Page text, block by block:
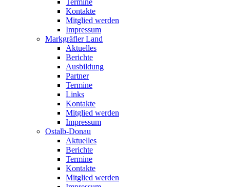
Termine
Kontakte
Mitglied werden
Impressum
Markgräfler Land
Aktuelles
Berichte
Ausbildung
Partner
Termine
Links
Kontakte
Mitglied werden
Impressum
Ostalb-Donau
Aktuelles
Berichte
Termine
Kontakte
Mitglied werden